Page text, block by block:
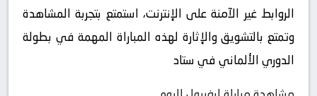
الروابط غير الآمنة على الإنترنت، استمتع بتجربة المشاهدة
وتمتع بالتشويق والإثارة لهذه المباراة المهمة في بطولة
الدوري الألماني في ستاد